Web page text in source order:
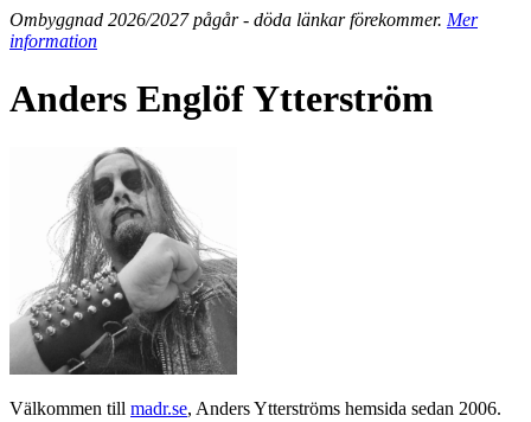
Ombyggnad 2026/2027 pågår - döda länkar förekommer. Mer
information
Anders Englöf Ytterström
Välkommen till madr.se, Anders Ytterströms hemsida sedan 2006.